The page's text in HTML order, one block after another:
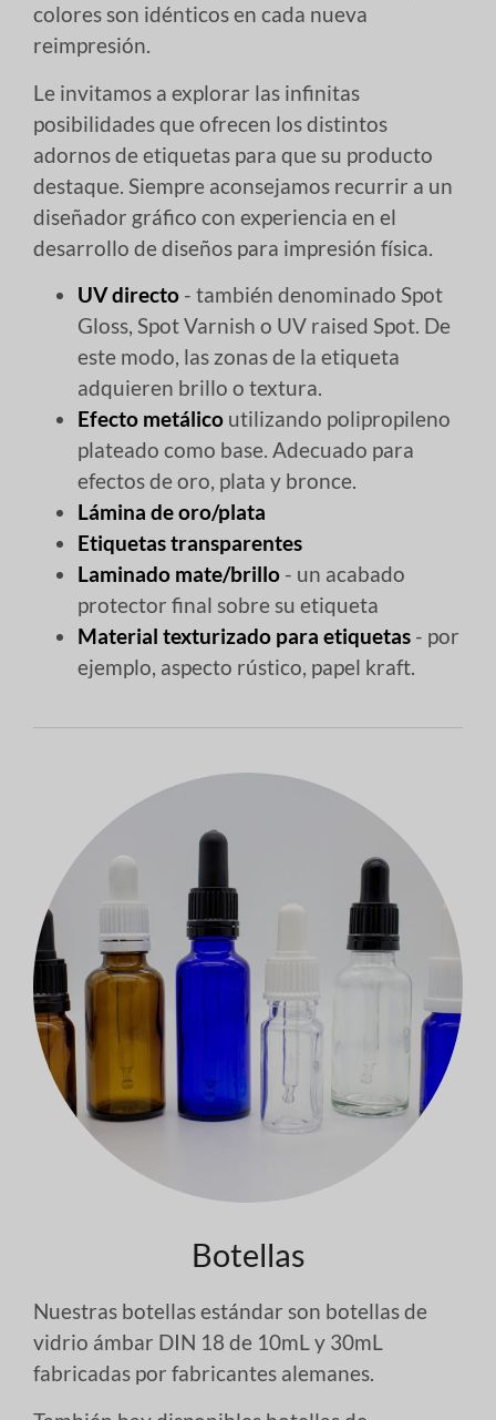
colores son idénticos en cada nueva
reimpresión.
Le invitamos a explorar las infinitas
posibilidades que ofrecen los distintos
adornos de etiquetas para que su producto
destaque. Siempre aconsejamos recurrir a un
diseñador gráfico con experiencia en el
desarrollo de diseños para impresión física.
UV directo - también denominado Spot
Gloss, Spot Varnish o UV raised Spot. De
este modo, las zonas de la etiqueta
adquieren brillo o textura.
Efecto metálico utilizando polipropileno
plateado como base. Adecuado para
efectos de oro, plata y bronce.
Lámina de oro/plata
Etiquetas transparentes
Laminado mate/brillo - un acabado
protector final sobre su etiqueta
Material texturizado para etiquetas - por
ejemplo, aspecto rústico, papel kraft.
Botellas
Nuestras botellas estándar son botellas de
vidrio ámbar DIN 18 de 10mL y 30mL
fabricadas por fabricantes alemanes.